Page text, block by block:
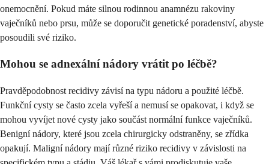
onemocnění. Pokud máte silnou rodinnou anamnézu rakoviny
vaječníků nebo prsu, může se doporučit genetické poradenství, abyste
posoudili své riziko.
Mohou se adnexální nádory vrátit po léčbě?
Pravděpodobnost recidivy závisí na typu nádoru a použité léčbě.
Funkční cysty se často zcela vyřeší a nemusí se opakovat, i když se
mohou vyvíjet nové cysty jako součást normální funkce vaječníků.
Benigní nádory, které jsou zcela chirurgicky odstraněny, se zřídka
opakují. Maligní nádory mají různé riziko recidivy v závislosti na